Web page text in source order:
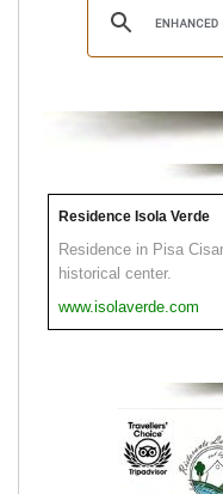
Residence Isola Verde
Residence in Pisa
historical center.
www.isolaverde.com